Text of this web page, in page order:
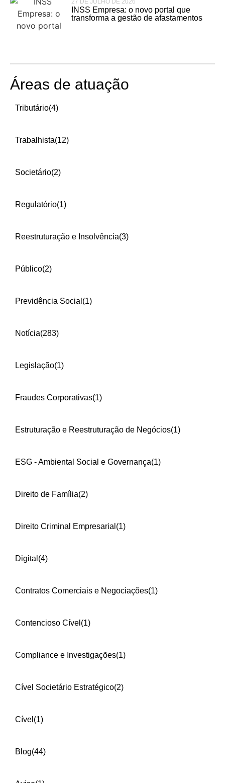
27 DE JULHO DE 2026
INSS Empresa: o novo portal que
transforma a gestão de afastamentos
Áreas de atuação
Tributário(4)
Trabalhista(12)
Societário(2)
Regulatório(1)
Reestruturação e Insolvência(3)
Público(2)
Previdência Social (1)
Notícia(283)
Legislação(1)
Fraudes Corporativas(1)
Estruturação e Reestruturação de Negócios(1)
ESG - Ambiental Social e Governança(1)
Direito de Família(2)
Direito Criminal Empresarial (1)
Digital (4)
Contratos Comerciais e Negociações(1)
Contencioso Cível (1)
Compliance e Investigações(1)
Cível Societário Estratégico(2)
Cível (1)
Blog(44)